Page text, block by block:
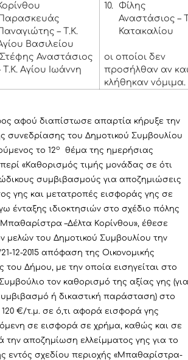
– Τ.Κ.
Βασιλείου
Στέφης Αναστάσιος
Τ.Κ. Αγίου Ιωάννη
10.
Φίλης
Αναστάσιος –
Κατακαλίου
οι οποίοι δεν
προσήλθαν αν
κλήθηκαν νόμιμα.
αφού διαπίστωσε απαρτία κήρυξε την
συνεδρίασης του Δημοτικού Συμβουλίου
το 12ο
θέμα της ημερήσιας
«Καθορισμός τιμής μονάδας σε ότι
συμβιβασμούς για αποζημιώσεις
γης και μετατροπές εισφοράς γης σε
ένταξης ιδιοκτησιών στο σχέδιο πόλης
–Δέλτα Κορίνθου», έθεσε
μελών του Δημοτικού Συμβουλίου την
12-2015 απόφαση της Οικονομικής
του Δήμου, με την οποία εισηγείται στο
τον καθορισμό της αξίας γης (για
ή δικαστική παράσταση) στο
€/τ.μ. σε ό,τι αφορά εισφορά γης
σε εισφορά σε χρήμα, καθώς και σε
την αποζημίωση ελλείμματος γης για το
εντός σχεδίου περιοχής «Μπαθαρίστρα-